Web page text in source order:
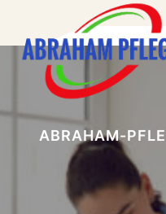
springen
ABRAHAM-